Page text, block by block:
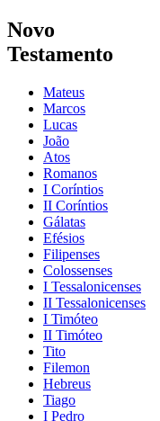
Novo
Testamento
Mateus
Marcos
Lucas
João
Atos
Romanos
I Coríntios
II Coríntios
Gálatas
Efésios
Filipenses
Colossenses
I Tessalonicenses
II Tessalonicenses
I Timóteo
II Timóteo
Tito
Filemon
Hebreus
Tiago
I Pedro